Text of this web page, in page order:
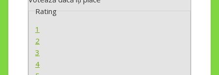
Rating
1
2
3
4